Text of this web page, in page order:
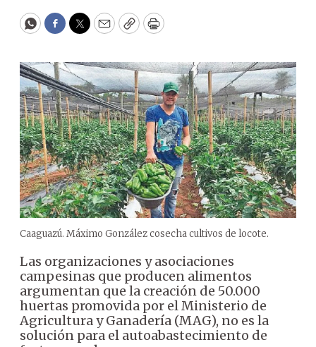
WhatsApp
Facebook
Twitter
EmailCopyPrint
Caaguazú. Máximo González cosecha cultivos de locote.
Las organizaciones y asociaciones
campesinas que producen alimentos
argumentan que la creación de 50.000
huertas promovida por el Ministerio de
Agricultura y Ganadería (MAG), no es la
solución para el autoabastecimiento de